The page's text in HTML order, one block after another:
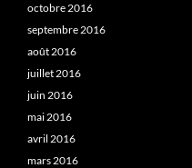
octobre 2016
septembre 2016
août 2016
juillet 2016
juin 2016
mai 2016
avril 2016
mars 2016